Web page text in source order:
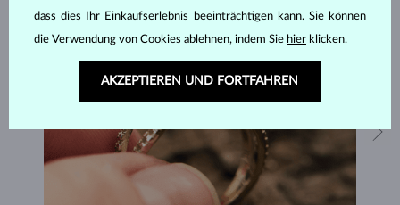
dass dies Ihr Einkaufserlebnis beeinträchtigen kann. Sie können
die Verwendung von Cookies ablehnen, indem Sie hier klicken.
AKZEPTIEREN UND FORTFAHREN